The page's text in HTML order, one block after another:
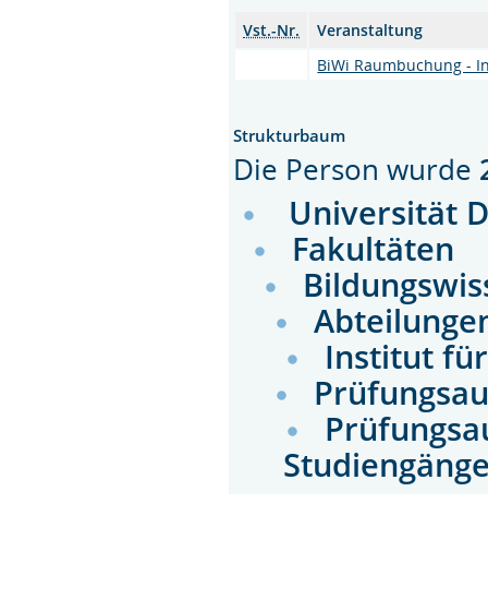
Vst.-Nr.
Veranstaltung
BiWi Raumbuchung -
Strukturbaum
Die Person wurde
Universität
Fakultäten
Institut